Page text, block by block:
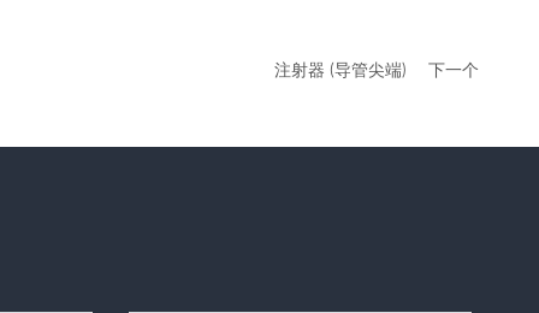
注射器 (导管尖端) 下一个